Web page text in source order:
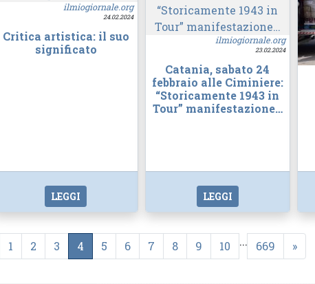
ilmiogiornale.org
24.02.2024
Critica artistica: il suo
significato
LEGGI
ilmiogiornale.org
23.02.2024
Catania, sabato 24
febbraio alle Ciminiere:
“Storicamente 1943 in
Tour” manifestazione…
LEGGI
1 2 3 4 5 6 7 8 9 10 ... 669 »